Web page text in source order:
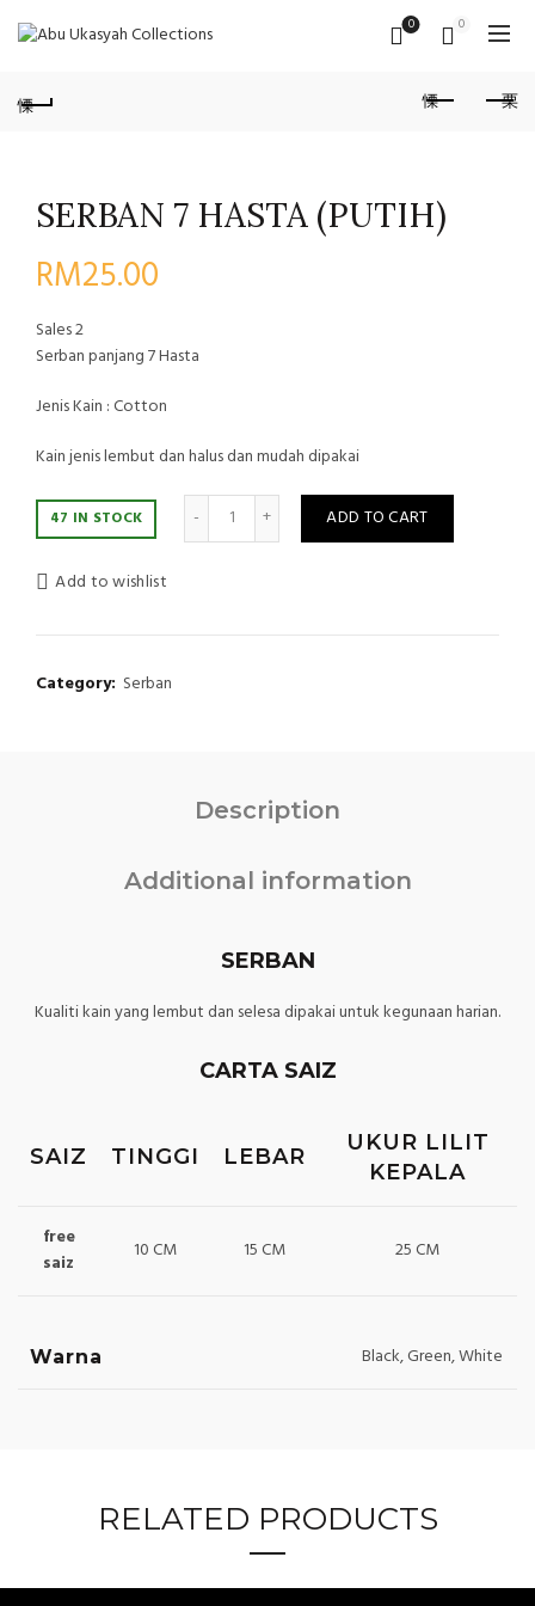
0 0
SERBAN 7 HASTA (PUTIH)
RM25.00
Sales2
Serban panjang 7 Hasta
Jenis Kain : Cotton
Kain jenis lembut dan halus dan mudah dipakai
47 IN STOCK Quantity ADD TO CART
Add to wishlist
Category: Serban
Description
Additional information
SERBAN
Kualiti kain yang lembut dan selesa dipakai untuk kegunaan harian.
CARTA SAIZ
SAIZ TINGGI LEBAR
UKUR LILIT
KEPALA
free
saiz
10 CM 15 CM 25 CM
Warna Black, Green, White
RELATED PRODUCTS